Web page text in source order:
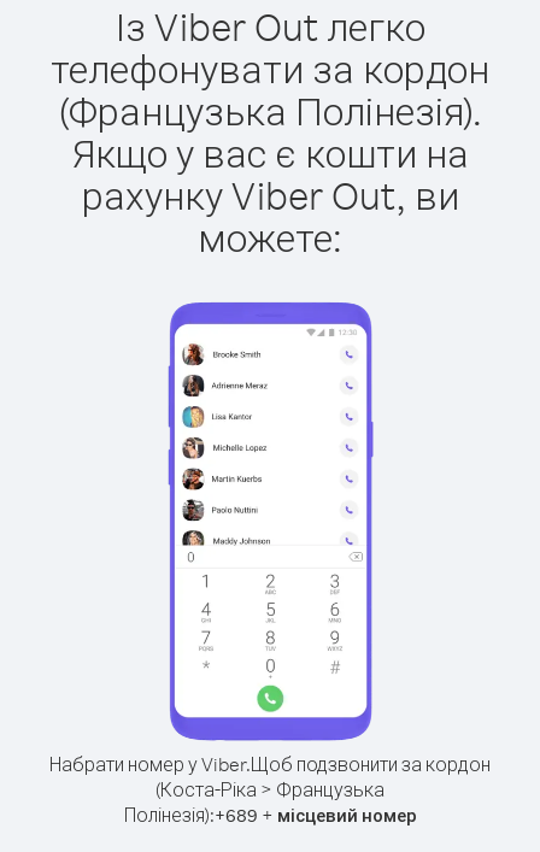
Із Viber Out легко
телефонувати за кордон
(Французька Полінезія).
Якщо у вас є кошти на
рахунку Viber Out, ви
можете:
Набрати номер у Viber.Щоб подзвонити за кордон
(Коста-Ріка > Французька
Полінезія):+689 + місцевий номер